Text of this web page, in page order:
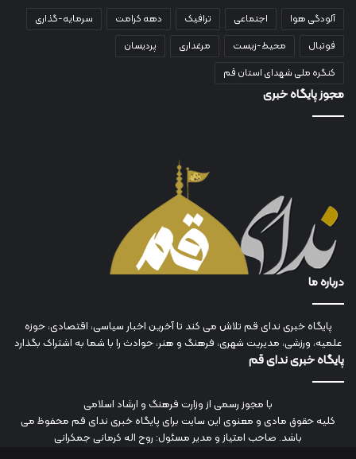
آلودگی هوا اجتماعی ترافیک دهه کرامت
سرمایه-گذاری
فوتبال
محیط-زیست مرغداری
پردیسان
کنگره ملی شهدای استان قم
مجوز پایگاه خبری
درباره ما
پایگاه خبری ندای قم تلاش می کند تا آخرین اخبار سیاسی، اقتصادی، حوزه
علمیه، ورزشی، مدیریت شهری، فرهنگ و هنر، حوادث را با شما به اشتراک بگذارد
پایگاه خبری ندای قم
با مجوز رسمی از وزارت فرهنگ و ارشاد اسلامی
کلیه حقوق مادی و معنوی این سایت برای پایگاه خبری ندای قم محفوظ می
باشد. صاحب امتیاز و مدیر مسئول: روح اله کرمانی جمکرانی